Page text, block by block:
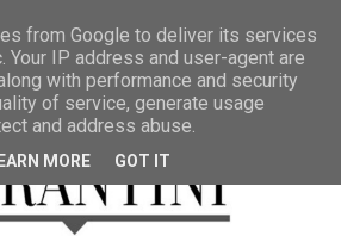
from Google to deliver its services
Your IP address and user-agent are
with performance and security
of service, generate usage
and address abuse.
MORE GOT IT